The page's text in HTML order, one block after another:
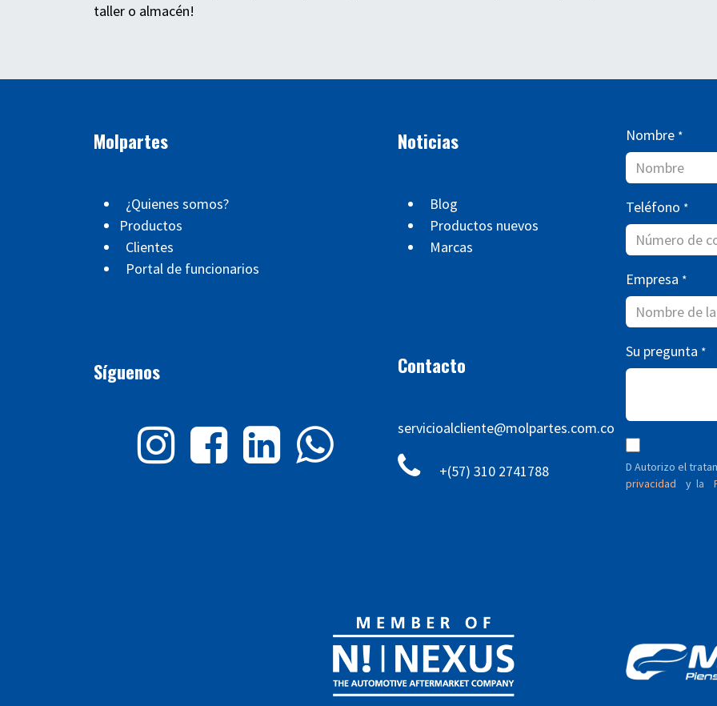
taller o almacén!
Molpartes
¿Quienes somos?
Productos
Clientes
Portal de funcionarios
Síguenos
Noticias
Blog
Productos nuevos
Marcas
Contacto
servicioalcliente@molpartes.com.co
+(57) 310 2741788
Nombre *
Teléfono *
Empresa *
Su pregunta *
D Autorizo ​​el
privacidad
y la